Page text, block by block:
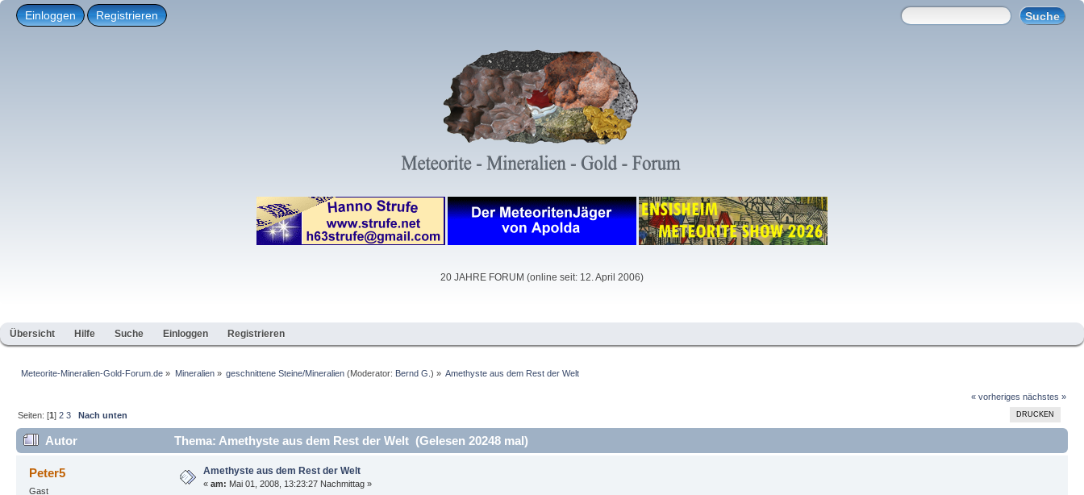
Einloggen Registrieren
20 JAHRE FORUM (online seit: 12. April 2006)
Übersicht Hilfe Suche Einloggen Registrieren
Meteorite-Mineralien-Gold-Forum.de » Mineralien» geschnittene Steine/Mineralien(Moderator: Bernd G. ) » Amethyste aus dem Rest der Welt
« vorheriges nächstes »
DRUCKEN
Seiten: [1]2 3 Nach unten
Autor Thema: Amethyste aus dem Rest der Welt (Gelesen 20248 mal)
Peter5
Gast
Amethyste aus dem Rest der Welt
« am: Mai 01, 2008, 13:23:27 Nachmittag »